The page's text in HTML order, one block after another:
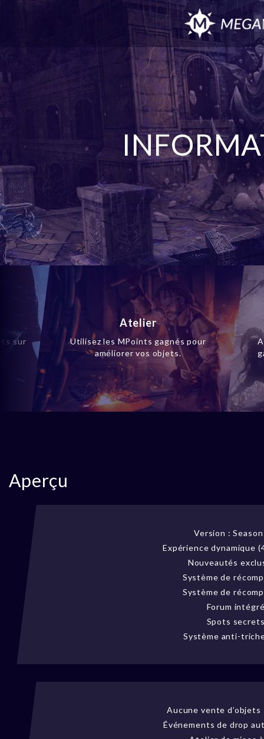
sur
Atelier
Utilisez les MPoints gagnés pour
améliorer vos objets.
Aperçu
Version :
Expérience dynamique
Nouveautés
Système de
Système de
Forum
Spots
Système anti-
Aucune vente
Événements de drop